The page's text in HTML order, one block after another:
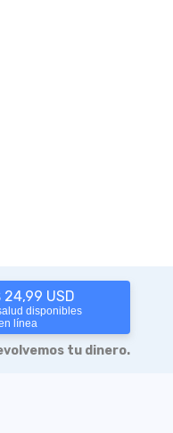
USD
disponibles
línea
tu dinero.